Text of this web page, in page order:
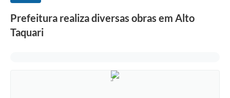
Prefeitura realiza diversas obras em Alto
Taquari